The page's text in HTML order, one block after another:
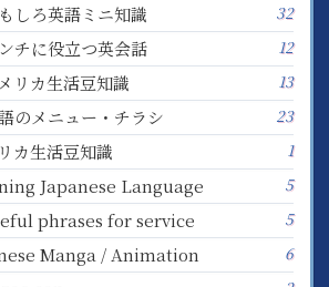
しろ英語ミニ知識 32
チに役立つ英会話 12
リカ生活豆知識 13
のメニュー・チラシ 23
カ生活豆知識 1
Japanese Language 5
phrases for service 5
Manga / Animation 6